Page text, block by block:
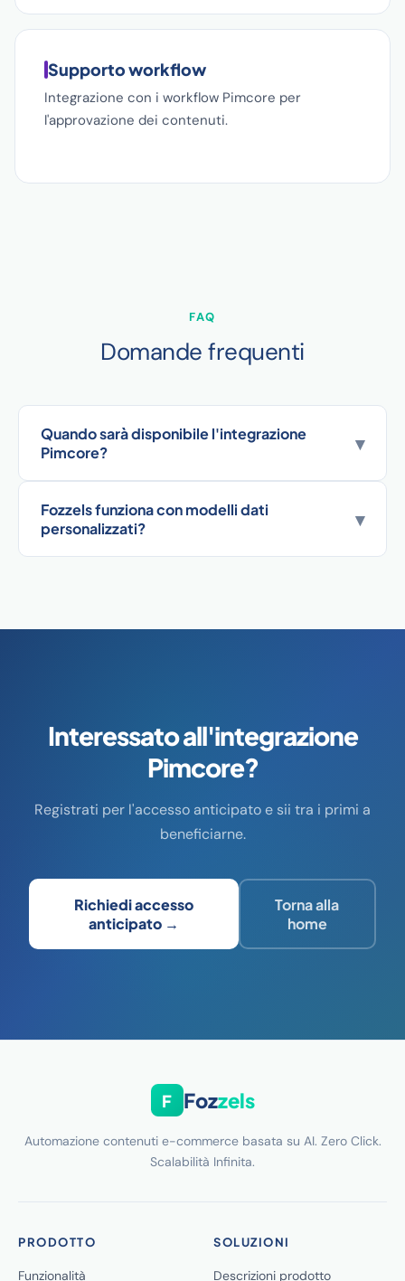
Supporto workflow
Integrazione con i workflow Pimcore per
l'approvazione dei contenuti.
FAQ
Domande frequenti
Quando sarà disponibile l'integrazione
Pimcore?
▾
Fozzels funziona con modelli dati
personalizzati?
▾
Interessato all'integrazione
Pimcore?
Registrati per l'accesso anticipato e sii tra i primi a
beneficiarne.
Richiedi accesso
anticipato →
Torna alla
home
F Fozzels
Automazione contenuti e-commerce basata su AI. Zero Click.
Scalabilità Infinita.
PRODOTTO
Funzionalità
SOLUZIONI
Descrizioni prodotto